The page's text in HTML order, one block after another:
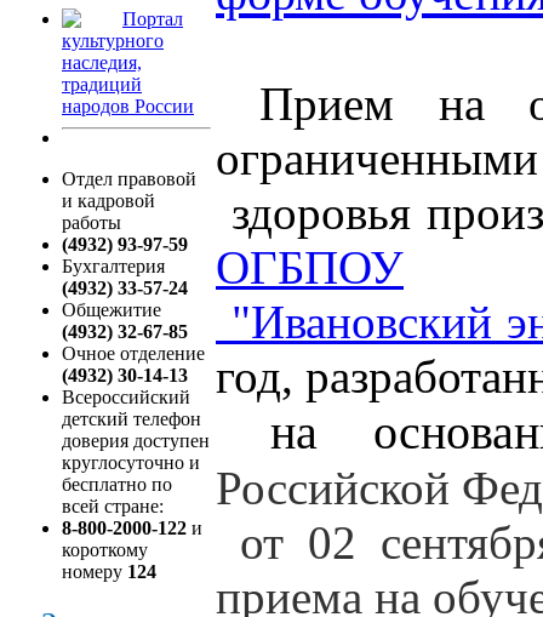
Портал
культурного
наследия,
традиций
народов России
Отдел правовой
и кадровой
работы
(4932) 93-97-59
Бухгалтерия
(4932) 33-57-24
Общежитие
(4932) 32-67-85
Очное отделение
(4932) 30-14-13
Всероссийский
детский телефон
доверия доступен
круглосуточно и
бесплатно по
всей стране:
8-800-2000-122 и
короткому
номеру 124
Прием на
здоровья
ОГБПОУ
"Ивановский
год,
на
Российской
от 02
приема на